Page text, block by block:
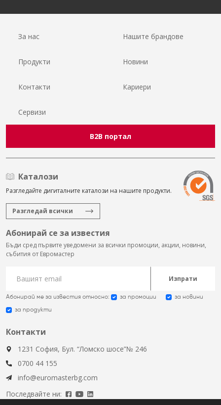
За нас Нашите брандове
Продукти Новини
Контакти Кариери
Сервизи
B2B портал
Каталози
Разгледайте дигиталните каталози на нашите продукти.
Разгледай всички
Абонирай се за известия
Бъди сред първите уведомени за всички промоции, акции, новини,
събития от Евромастер
Изпрати
Абонирай ме за известия относно: за промоции за новини
за продукти
Контакти
1231 София, Бул. “Ломско шосе”№ 246
0700 44 155
info@euromasterbg.com
Последвайте ни: